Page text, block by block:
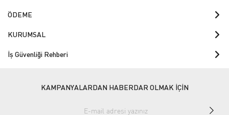
ÖDEME
KURUMSAL
İş Güvenliği Rehberi
KAMPANYALARDAN HABERDAR OLMAK İÇİN